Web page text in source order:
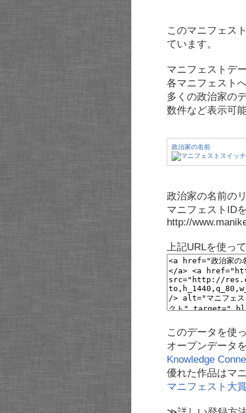
このマニフェスト
ています。
マニフェストデ
各マニフェスト
多くの政治家の
数件など表示可
政治家の名前
政治家の名前の
マニフェストID
http://
上記URLを使っ
このデータを使
オープンデータ
Knowledge
優れた作品はマ
マニフェスト大賞